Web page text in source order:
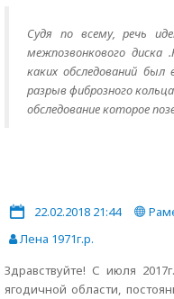
Судя по всему, речь
межпозвонкового диска
каких обследований
разрыв фиброзного
обследование которое
22.02.2018 21:44
Лена 1971г.р.
Здравствуйте! С июля
ягодичной области,